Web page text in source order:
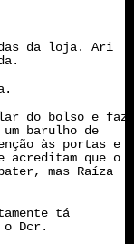
da loja. Ari
do bolso e faz
barulho de
às portas e
acreditam que o
mas Raíza
tá
o Dcr.